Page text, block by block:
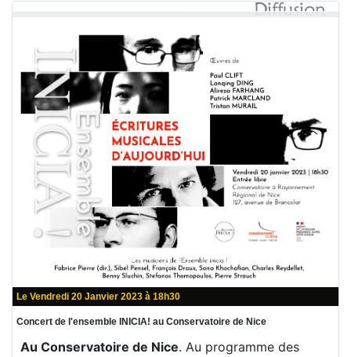
Le Vendredi 20 Janvier 2023 à 18h30
Concert de l'ensemble INICIA! au Conservatoire de Nice
Au Conservatoire de Nice. Au programme des